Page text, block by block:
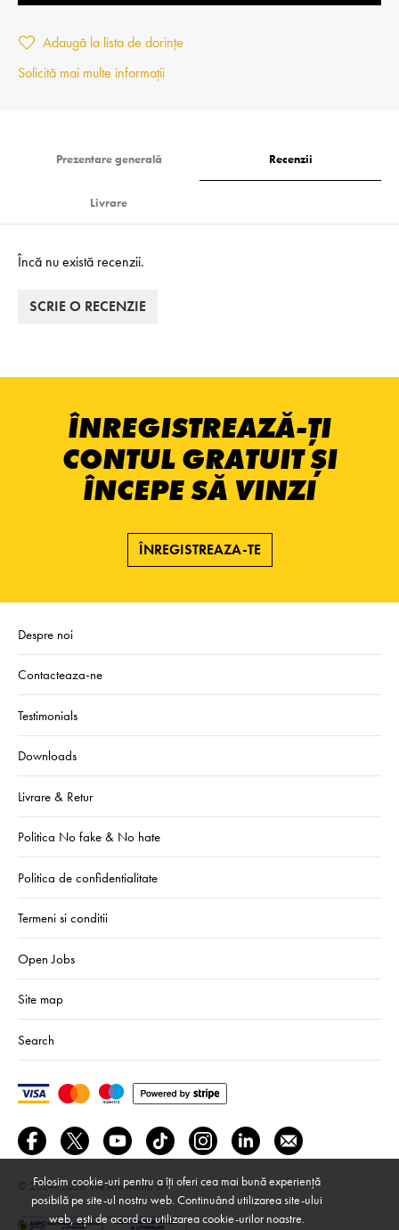
Adaugă la lista de dorințe
Solicită mai multe informații
Prezentare generală Recenzii
Livrare
Încă nu există recenzii.
SCRIE O RECENZIE
ÎNREGISTREAZĂ-ȚI
CONTUL GRATUIT ȘI
ÎNCEPE SĂ VINZI
ÎNREGISTREAZA-TE
Despre noi
Contacteaza-ne
Testimonials
Downloads
Livrare & Retur
Politica No fake & No hate
Politica de confidentialitate
Termeni si conditii
Open Jobs
Site map
Search
© 2024–2026 We Are Mono srl
Folosim cookie-uri pentru a îți oferi cea mai bună experiență
posibilă pe site-ul nostru web. Continuând utilizarea site-ului
web, ești de acord cu utilizarea cookie-urilor noastre.